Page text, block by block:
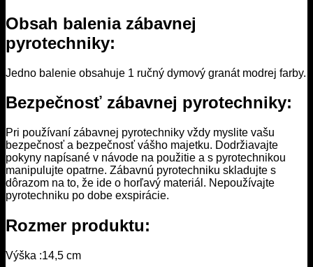
Obsah balenia zábavnej
pyrotechniky:
Jedno balenie obsahuje 1 ručný dymový granát modrej farby.
Bezpečnosť zábavnej pyrotechniky:
Pri používaní zábavnej pyrotechniky vždy myslite vašu
bezpečnosť a bezpečnosť vášho majetku. Dodržiavajte
pokyny napísané v návode na použitie a s pyrotechnikou
manipulujte opatrne. Zábavnú pyrotechniku skladujte s
dôrazom na to, že ide o horľavý materiál. Nepoužívajte
pyrotechniku po dobe exspirácie.
Rozmer produktu:
Výška :14,5 cm